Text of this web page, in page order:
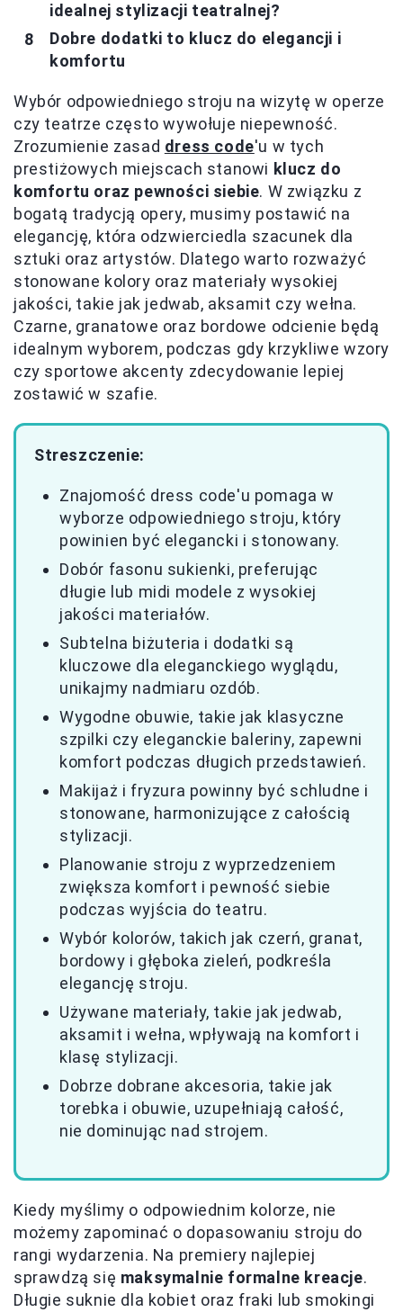
idealnej stylizacji teatralnej?
Dobre dodatki to klucz do elegancji i
komfortu
Wybór odpowiedniego stroju na wizytę w operze
czy teatrze często wywołuje niepewność.
Zrozumienie zasad dress code'u w tych
prestiżowych miejscach stanowi klucz do
komfortu oraz pewności siebie. W związku z
bogatą tradycją opery, musimy postawić na
elegancję, która odzwierciedla szacunek dla
sztuki oraz artystów. Dlatego warto rozważyć
stonowane kolory oraz materiały wysokiej
jakości, takie jak jedwab, aksamit czy wełna.
Czarne, granatowe oraz bordowe odcienie będą
idealnym wyborem, podczas gdy krzykliwe wzory
czy sportowe akcenty zdecydowanie lepiej
zostawić w szafie.
Streszczenie:
Znajomość dress code'u pomaga w
wyborze odpowiedniego stroju, który
powinien być elegancki i stonowany.
Dobór fasonu sukienki, preferując
długie lub midi modele z wysokiej
jakości materiałów.
Subtelna biżuteria i dodatki są
kluczowe dla eleganckiego wyglądu,
unikajmy nadmiaru ozdób.
Wygodne obuwie, takie jak klasyczne
szpilki czy eleganckie baleriny, zapewni
komfort podczas długich przedstawień.
Makijaż i fryzura powinny być schludne i
stonowane, harmonizujące z całością
stylizacji.
Planowanie stroju z wyprzedzeniem
zwiększa komfort i pewność siebie
podczas wyjścia do teatru.
Wybór kolorów, takich jak czerń, granat,
bordowy i głęboka zieleń, podkreśla
elegancję stroju.
Używane materiały, takie jak jedwab,
aksamit i wełna, wpływają na komfort i
klasę stylizacji.
Dobrze dobrane akcesoria, takie jak
torebka i obuwie, uzupełniają całość,
nie dominując nad strojem.
Kiedy myślimy o odpowiednim kolorze, nie
możemy zapominać o dopasowaniu stroju do
rangi wydarzenia. Na premiery najlepiej
sprawdzą się maksymalnie formalne kreacje.
Długie suknie dla kobiet oraz fraki lub smokingi